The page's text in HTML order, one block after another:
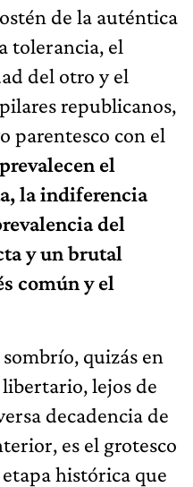
de la auténtica
tolerancia, el
del otro y el
republicanos,
parentesco con el
prevalecen el
la indiferencia
del
y un brutal
común y el
quizás en
lejos de
decadencia de
es el grotesco
histórica que